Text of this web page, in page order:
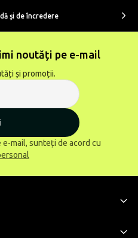
şi de încredere
noutăți pe e-mail
și promoții.
mail, sunteți de acord cu